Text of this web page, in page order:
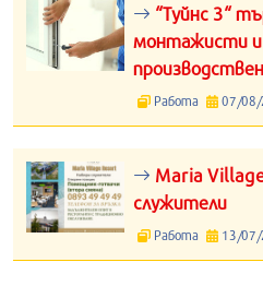
“Туйнс 3“
монтажисти и
Работа 07/08/
Maria
служители
Работа 13/07/